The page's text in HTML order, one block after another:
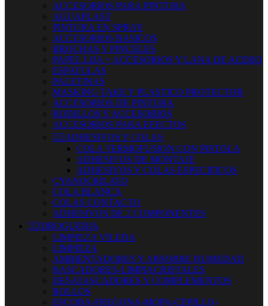
ACCESORIOS PARA PINTURA
AGUAPLAST
PINTURA EN SPRAY
ACCESORIOS BASICOS
BROCHAS Y PINCELES
PAPEL LIJA + ACCESORIOS Y LANA DE ACERO
ESPATULAS
PALETINAS
MASKING TAKE Y PLASTICO PROTECTOR
ACCESORIOS DE PINTURA
RODILLOS Y ACCESORIOS
ACCESORIOS PARA EFECTOS
 ADHESIVOS Y COLAS
COLA TERMOFUSION CON PISTOLA
ADHESIVOS DE MONTAJE
ADHESIVOS Y COLAS ESPECIFICOS
CYANOCRILATO
COLA BLANCA
COLAS CONTACTO
ADHESIVOS DE 2 COMPONENTES
 DROGUERIA
LIMPIEZA VILEDA
LIMPIEZA
AMBIENTADORES Y ABSORBE HUMEDAD
RASCADORES-LIMPIACRISTALES
DESATASCADORES Y COMPLEMENTOS
ROLLOS
ESCOBA-FREGONA-MOPA-CEPILLO-